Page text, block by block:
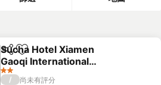
分享 加入我的最愛
Sucha Hotel Xiamen
Gaoqi International
Airport
2 星級
/
尚未有評分